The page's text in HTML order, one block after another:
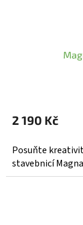
produktu
5,0
z
5
2 190 Kč
Posuňte
stavebnicí